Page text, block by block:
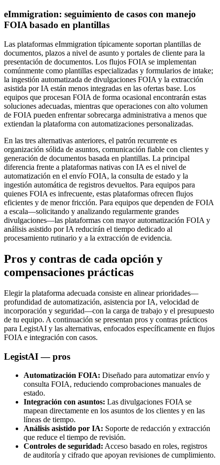
eImmigration: seguimiento de casos con manejo
FOIA basado en plantillas
Las plataformas eImmigration típicamente soportan plantillas de
documentos, plazos a nivel de asunto y portales de cliente para la
presentación de documentos. Los flujos FOIA se implementan
comúnmente como plantillas especializadas y formularios de intake;
la ingestión automatizada de divulgaciones FOIA y la extracción
asistida por IA están menos integradas en las ofertas base. Los
equipos que procesan FOIA de forma ocasional encontrarán estas
soluciones adecuadas, mientras que operaciones con alto volumen
de FOIA pueden enfrentar sobrecarga administrativa a menos que
extiendan la plataforma con automatizaciones personalizadas.
En las tres alternativas anteriores, el patrón recurrente es
organización sólida de asuntos, comunicación fiable con clientes y
generación de documentos basada en plantillas. La principal
diferencia frente a plataformas nativas con IA es el nivel de
automatización en el envío FOIA, la consulta de estado y la
ingestión automática de registros devueltos. Para equipos para
quienes FOIA es infrecuente, estas plataformas ofrecen flujos
eficientes y de menor fricción. Para equipos que dependen de FOIA
a escala—solicitando y analizando regularmente grandes
divulgaciones—las plataformas con mayor automatización FOIA y
análisis asistido por IA reducirán el tiempo dedicado al
procesamiento rutinario y a la extracción de evidencia.
Pros y contras de cada opción y
compensaciones prácticas
Elegir la plataforma adecuada consiste en alinear prioridades—
profundidad de automatización, asistencia por IA, velocidad de
incorporación y seguridad—con la carga de trabajo y el presupuesto
de tu equipo. A continuación se presentan pros y contras prácticos
para LegistAI y las alternativas, enfocados específicamente en flujos
FOIA e integración con casos.
LegistAI — pros
Automatización FOIA: Diseñado para automatizar envío y
consulta FOIA, reduciendo comprobaciones manuales de
estado.
Integración con asuntos: Las divulgaciones FOIA se
mapean directamente en los asuntos de los clientes y en las
líneas de tiempo.
Análisis asistido por IA: Soporte de redacción y extracción
que reduce el tiempo de revisión.
Controles de seguridad: Acceso basado en roles, registros
de auditoría y cifrado que apoyan revisiones de cumplimiento.